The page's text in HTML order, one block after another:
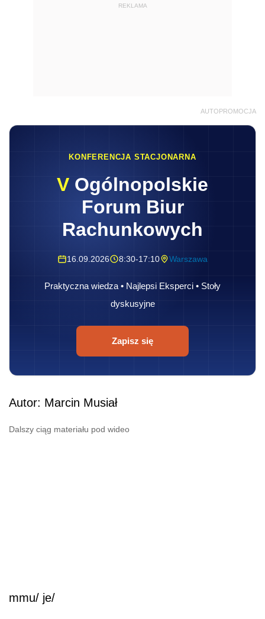
REKLAMA
AUTOPROMOCJA
KONFERENCJA STACJONARNA
V Ogólnopolskie
Forum Biur
Rachunkowych
16.09.2026 8:30-17:10 Warszawa
Praktyczna wiedza • Najlepsi Eksperci • Stoły
dyskusyjne
Zapisz się
Autor: Marcin Musiał
Dalszy ciąg materiału pod wideo
mmu/ je/